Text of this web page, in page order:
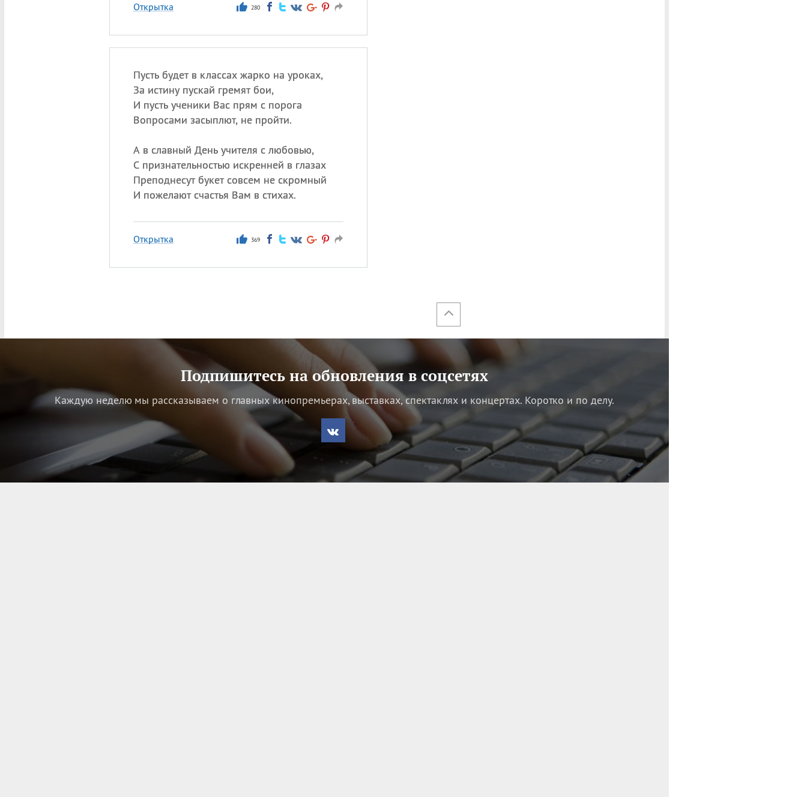
Открытка 280
Пусть будет в классах жарко на уроках,
За истину пускай гремят бои,
И пусть ученики Вас прям с порога
Вопросами засыплют, не пройти.
А в славный День учителя с любовью,
С признательностью искренней в глазах
Преподнесут букет совсем не скромный
И пожелают счастья Вам в стихах.
Открытка 369
Подпишитесь на обновления в соцсетях
Каждую неделю мы рассказываем о главных кинопремьерах, выставках, спектаклях и концертах. Коротко и по делу.